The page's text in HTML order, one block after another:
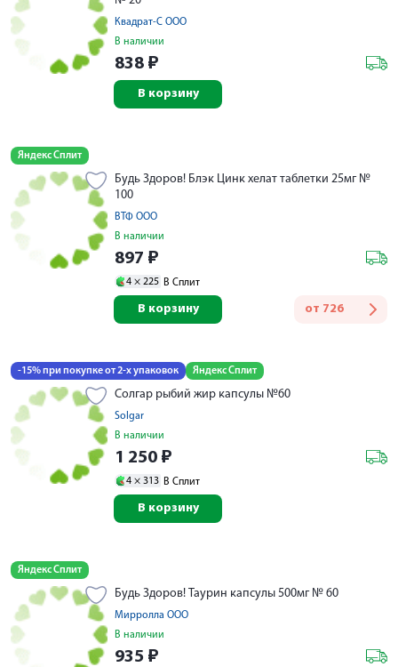
Квадрат-С ООО
В наличии
838 ₽
В корзину
Яндекс Сплит
Будь Здоров! Блэк Цинк хелат таблетки 25мг №
100
ВТФ ООО
В наличии
897 ₽
4 × 225 В Сплит
от 726
В корзину
-15% при покупке от 2-х упаковок Яндекс Сплит
Солгар рыбий жир капсулы №60
Solgar
В наличии
1 250 ₽
4 × 313 В Сплит
В корзину
Яндекс Сплит
Будь Здоров! Таурин капсулы 500мг № 60
Мирролла ООО
В наличии
935 ₽